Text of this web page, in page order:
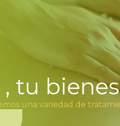
, tu
una variedad de